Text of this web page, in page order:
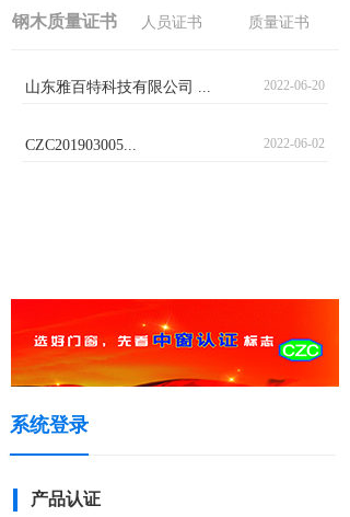
钢木质量证书 人员证书 质量证书
山东雅百特科技有限公司 ... 2022-06-20
CZC201903005... 2022-06-02
系统登录
产品认证